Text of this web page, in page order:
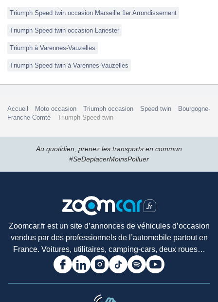
Triumph Speed twin occasion Marseille 1er Arrondissement
Triumph Speed twin occasion Lanester
Triumph à Varennes-Vauzelles
Triumph Speed twin à Varennes-Vauzelles
Accueil Moto occasion Triumph occasion Speed twin
Bourgogne-
Franche-Comté
Triumph Speed twin
Au quotidien, prenez les transports en commun
#SeDeplacerMoinsPolluer
Zoomcar.fr est un site d’annonces de véhicules d’occasion
vendus par des professionnels de l’automobile partout en
France. Voitures, utilitaires, camping-cars, deux roues…